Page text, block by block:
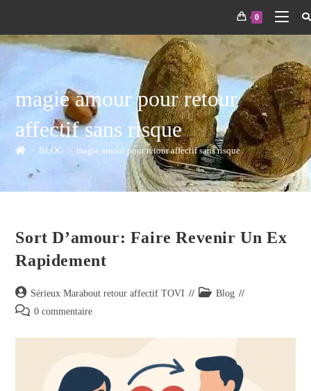
0
magie amour pour retour
affectif sans risque
> BLOG > magie amour pour retour affectif sans risque
Sort D’amour: Faire Revenir Un Ex
Rapidement
Sérieux Marabout retour affectif TOVI
Blog
0 commentaire